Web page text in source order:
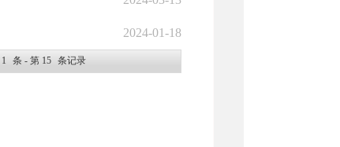
2024-01-18
1 条 - 第 15 条记录